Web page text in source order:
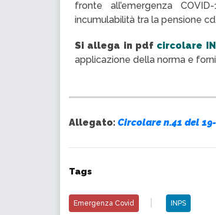
fronte all’emergenza
incumulabilità tra la pensione
Si allega in pdf circolare
applicazione della norma e
Allegato: Circolare n.41 del
Tags
Emergenza Covid INPS